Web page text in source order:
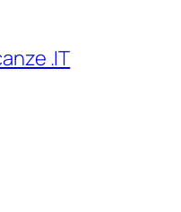
.IT